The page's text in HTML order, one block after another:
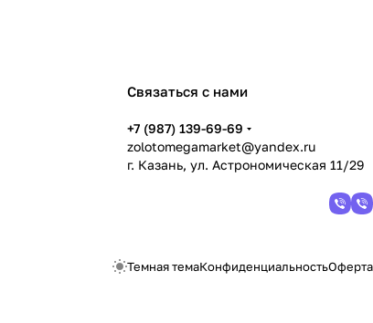
Связаться с нами
+7 (987) 139-69-69
zolotomegamarket@yandex.ru
г. Казань, ул. Астрономическая 11/29
Темная темаКонфиденциальностьОферта